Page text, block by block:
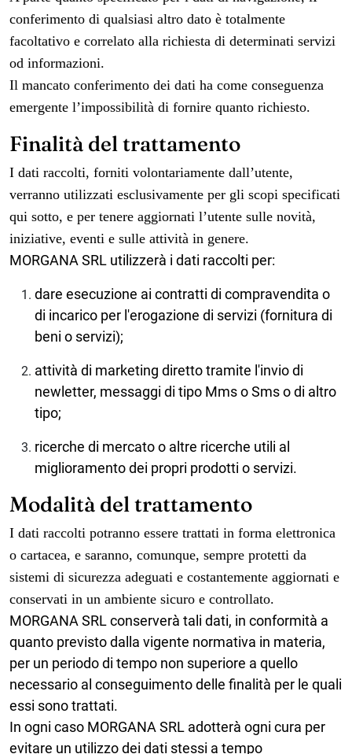
conferimento di qualsiasi altro dato è totalmente
facoltativo e correlato alla richiesta di determinati servizi
od informazioni.
Il mancato conferimento dei dati ha come conseguenza
emergente l’impossibilità di fornire quanto richiesto.
Finalità del trattamento
I dati raccolti, forniti volontariamente dall’utente,
verranno utilizzati esclusivamente per gli scopi specificati
qui sotto, e per tenere aggiornati l’utente sulle novità,
iniziative, eventi e sulle attività in genere.
MORGANA SRL utilizzerà i dati raccolti per:
dare esecuzione ai contratti di compravendita o
di incarico per l'erogazione di servizi (fornitura di
beni o servizi);
attività di marketing diretto tramite l'invio di
newletter, messaggi di tipo Mms o Sms o di altro
tipo;
ricerche di mercato o altre ricerche utili al
miglioramento dei propri prodotti o servizi.
Modalità del trattamento
I dati raccolti potranno essere trattati in forma elettronica
o cartacea, e saranno, comunque, sempre protetti da
sistemi di sicurezza adeguati e costantemente aggiornati e
conservati in un ambiente sicuro e controllato.
MORGANA SRLconserverà tali dati, in conformità a
quanto previsto dalla vigente normativa in materia,
per un periodo di tempo non superiore a quello
necessario al conseguimento delle finalità per le quali
essi sono trattati.
In ogni caso MORGANA SRL adotterà ogni cura per
evitare un utilizzo dei dati stessi a tempo